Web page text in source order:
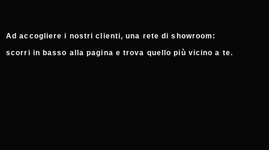
Ad accogliere i nostri clienti, una rete di showroom:
scorri in basso alla pagina e trova quello più vicino a te.